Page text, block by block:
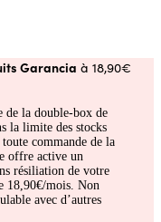
Garancia à 18,90€
de la double-box de
la limite des stocks
commande de la
offre active un
résiliation de votre
18,90€/mois. Non
avec d’autres